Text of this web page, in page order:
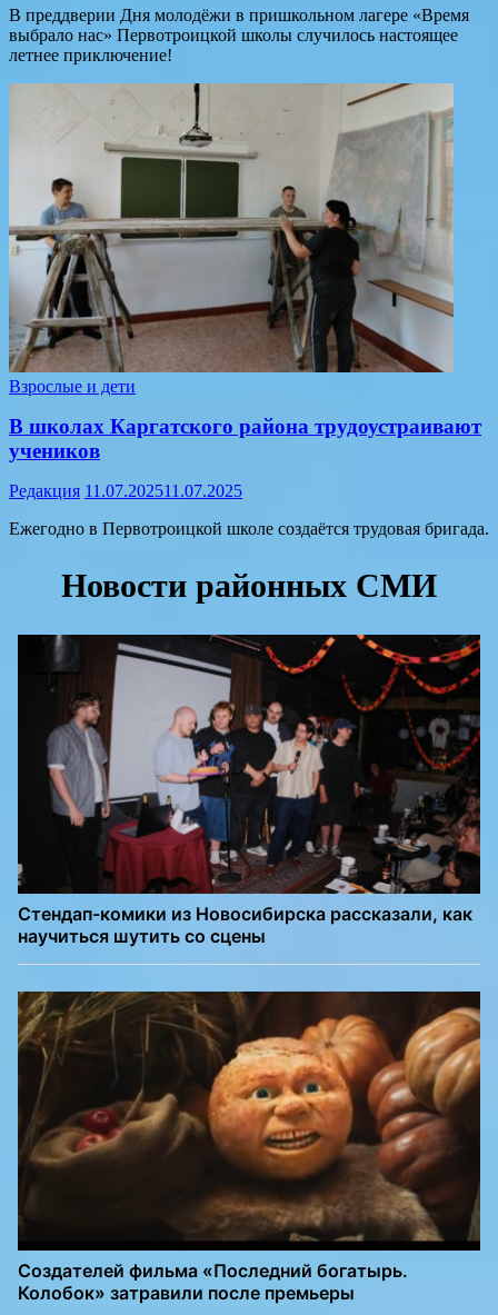
В преддверии Дня молодёжи в пришкольном лагере «Время
выбрало нас» Первотроицкой школы случилось настоящее
летнее приключение!
Взрослые и дети
В школах Каргатского района трудоустраивают
учеников
Редакция 11.07.202511.07.2025
Ежегодно в Первотроицкой школе создаётся трудовая бригада.